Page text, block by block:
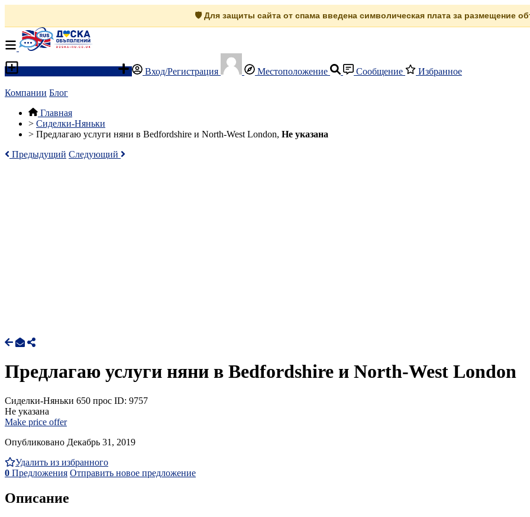
🛡️ Для защиты сайта от спама введена символическая плата за размещение
Вход/Регистрация Местоположение Сообщение Избранное
Компании Блог
Главная
> Сиделки-Няньки
> Предлагаю услуги няни в Bedfordshire и North-West London, Не указана
Предыдущий Следующий
Предлагаю услуги няни в Bedfordshire и North-West London
Сиделки-Няньки 650 прос ID: 9757
Не указана
Make price offer
Опубликовано Декабрь 31, 2019
Удалить из избранного
0 Предложения Отправить новое предложение
Описание